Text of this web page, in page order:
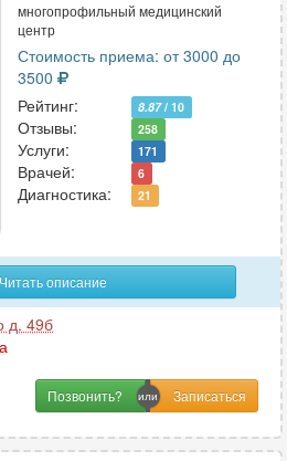
многопрофильный медицинский
центр
Стоимость приема: от 3000 до
3500
Рейтинг:
8.87/ 10
Отзывы: 258
Услуги: 171
Врачей: 6
Диагностика: 21
Читать описание
д. 49б
Позвонить?